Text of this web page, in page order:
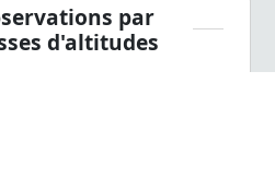
par
d'altitudes